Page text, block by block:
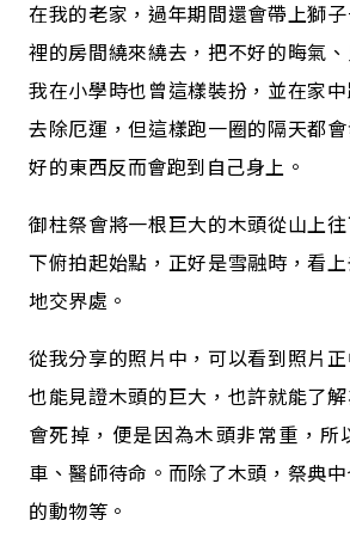
在我的老家，過年期間還會帶上獅
裡的房間繞來繞去，把不好的晦氣
我在小學時也曾這樣裝扮，並在家
去除厄運，但這樣跑一圈的隔天都
好的東西反而會跑到自己身上。
御柱祭會將一根巨大的木頭從山上
下俯拍起始點，正好是雪融時，看
地交界處。
從我分享的照片中，可以看到照片正
也能見證木頭的巨大，也許就能了
會死掉，便是因為木頭非常重，所
車、醫師待命。而除了木頭，祭典
的動物等。